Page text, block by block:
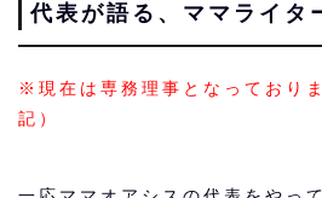
代表が語る、ママライタ
※現在は専務理事となっており
記）